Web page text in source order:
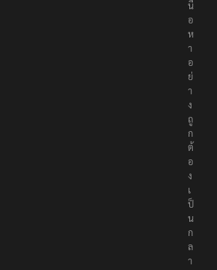
อ
เ
นื้
อ
ห
า
อ
ย่
า
ง
ถู
ก
ต้
อ
ง
เ
ป็
น
ก